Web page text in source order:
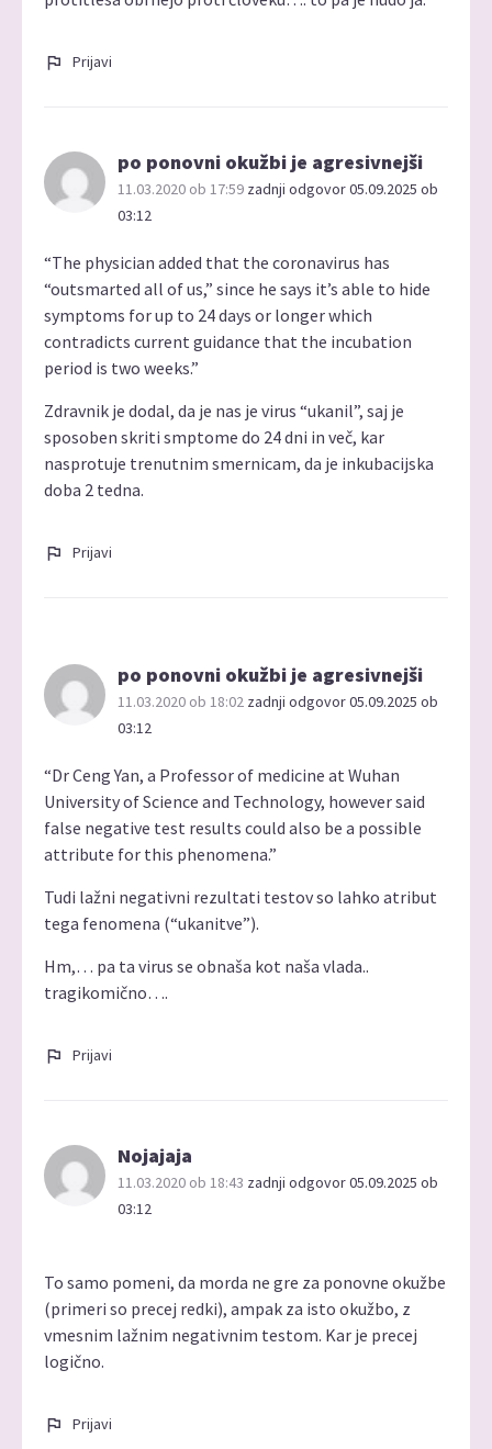
Prijavi
po ponovni okužbi je agresivnejši
11.03.2020 ob 17:59 zadnji odgovor 05.09.2025 ob
03:12
“The physician added that the coronavirus has
“outsmarted all of us,” since he says it’s able to hide
symptoms for up to 24 days or longer which
contradicts current guidance that the incubation
period is two weeks.”
Zdravnik je dodal, da je nas je virus “ukanil”, saj je
sposoben skriti smptome do 24 dni in več, kar
nasprotuje trenutnim smernicam, da je inkubacijska
doba 2 tedna.
Prijavi
po ponovni okužbi je agresivnejši
11.03.2020 ob 18:02 zadnji odgovor 05.09.2025 ob
03:12
“Dr Ceng Yan, a Professor of medicine at Wuhan
University of Science and Technology, however said
false negative test results could also be a possible
attribute for this phenomena.”
Tudi lažni negativni rezultati testov so lahko atribut
tega fenomena (“ukanitve”).
Hm,… pa ta virus se obnaša kot naša vlada..
tragikomično….
Prijavi
Nojajaja
11.03.2020 ob 18:43 zadnji odgovor 05.09.2025 ob
03:12
To samo pomeni, da morda ne gre za ponovne okužbe
(primeri so precej redki), ampak za isto okužbo, z
vmesnim lažnim negativnim testom. Kar je precej
logično.
Prijavi